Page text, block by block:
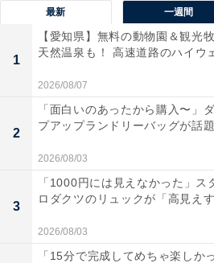
最新 一週間
1
【愛知県】無料の動物園＆観光
天然温泉も！ 高速道路のハイウ
2026/08/07
2
「面白いのあったから購入〜」
プアップランドリーバッグが話題
2026/08/03
3
「1000円には見えなかった」ス
ロダクツのリュックが「高見え
2026/08/03
「15分で完成してめちゃ楽しか